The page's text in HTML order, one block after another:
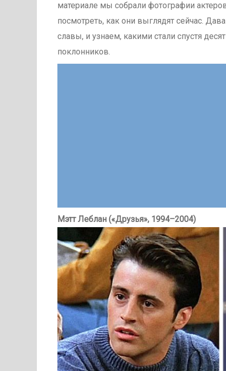
материале мы собрали фотографии
посмотреть, как они выглядят сейчас.
славы, и узнаем, какими стали спустя
поклонников.
Мэтт Леблан («Друзья», 1994–2004)